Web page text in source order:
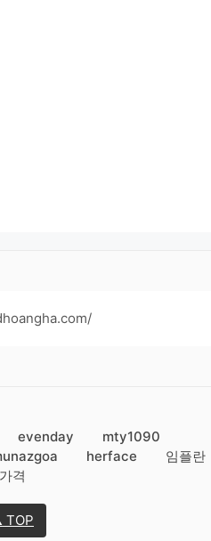
evenday
mty1090
herface
임플란
격